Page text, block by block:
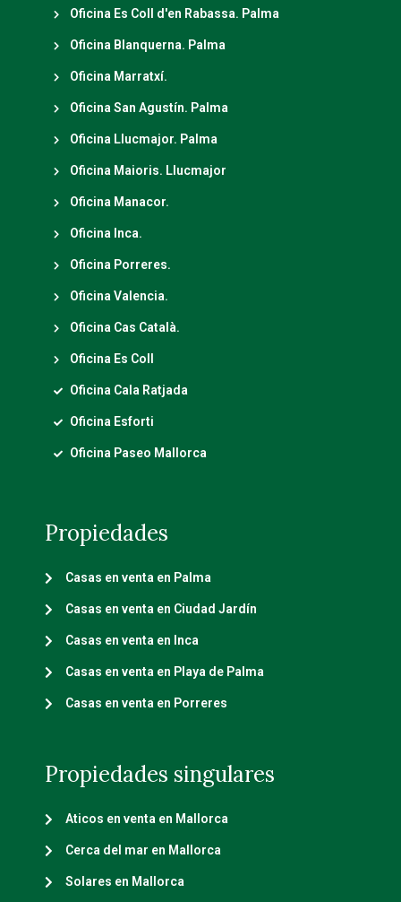
Oficina Es Coll d'en Rabassa. Palma
Oficina Blanquerna. Palma
Oficina Marratxí.
Oficina San Agustín. Palma
Oficina Llucmajor. Palma
Oficina Maioris. Llucmajor
Oficina Manacor.
Oficina Inca.
Oficina Porreres.
Oficina Valencia.
Oficina Cas Català.
Oficina Es Coll
Oficina Cala Ratjada
Oficina Esforti
Oficina Paseo Mallorca
Propiedades
Casas en venta en Palma
Casas en venta en Ciudad Jardín
Casas en venta en Inca
Casas en venta en Playa de Palma
Casas en venta en Porreres
Propiedades singulares
Aticos en venta en Mallorca
Cerca del mar en Mallorca
Solares en Mallorca